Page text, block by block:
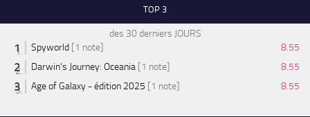
TOP 3
des 30 derniers JOURS
Spyworld [1 note]
8.55
Darwin's Journey: Oceania [1 note]
8.55
Age of Galaxy - édition 2025 [1 note] 8.55